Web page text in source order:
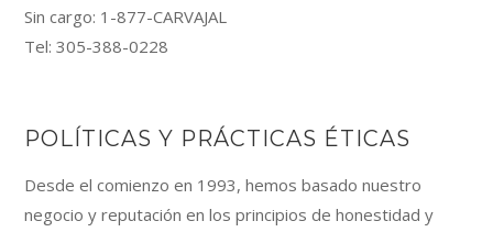
Sin cargo: 1-877-CARVAJAL
Tel: 305-388-0228
POLÍTICAS Y PRÁCTICAS ÉTICAS
Desde el comienzo en 1993, hemos basado nuestro
negocio y reputación en los principios de honestidad y